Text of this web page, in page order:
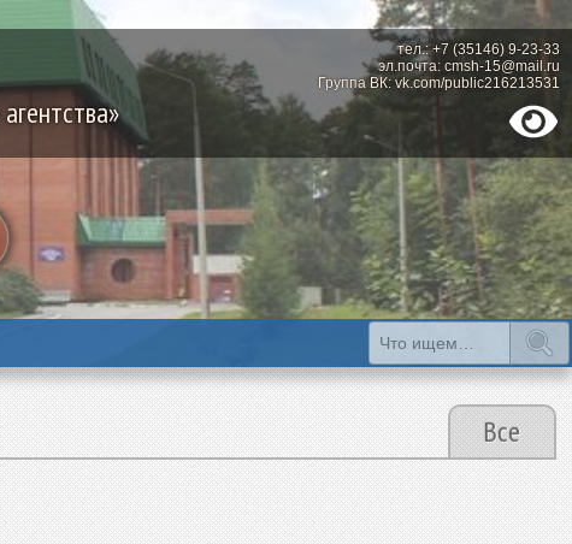
тел.: +7 (35146) 9-23-33
эл.почта: cmsh-15@mail.ru
Группа ВК: vk.com/public216213531
Все